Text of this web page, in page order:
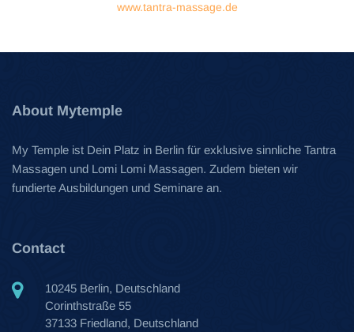
www.tantra-massage.de
About Mytemple
My Temple ist Dein Platz in Berlin für exklusive sinnliche Tantra
Massagen und Lomi Lomi Massagen. Zudem bieten wir
fundierte Ausbildungen und Seminare an.
Contact
10245 Berlin, Deutschland
Corinthstraße 55
37133 Friedland, Deutschland